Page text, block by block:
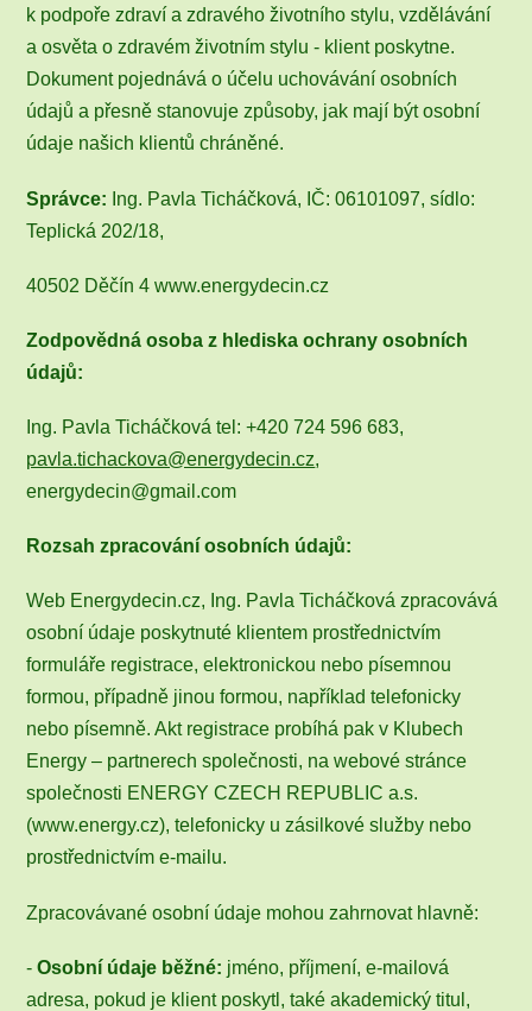
k podpoře zdraví a zdravého životního stylu, vzdělávání
a osvěta o zdravém životním stylu - klient poskytne.
Dokument pojednává o účelu uchovávání osobních
údajů a přesně stanovuje způsoby, jak mají být osobní
údaje našich klientů chráněné.
Správce: Ing. Pavla Ticháčková, IČ: 06101097, sídlo:
Teplická 202/18,
40502 Děčín 4 www.energydecin.cz
Zodpovědná osoba z hlediska ochrany osobních
údajů:
Ing. Pavla Ticháčková tel: +420 724 596 683,
pavla.tichackova@energydecin.cz,
energydecin@gmail.com
Rozsah zpracování osobních údajů:
Web Energydecin.cz, Ing. Pavla Ticháčková zpracovává
osobní údaje poskytnuté klientem prostřednictvím
formuláře registrace, elektronickou nebo písemnou
formou, případně jinou formou, například telefonicky
nebo písemně. Akt registrace probíhá pak v Klubech
Energy – partnerech společnosti, na webové stránce
společnosti ENERGY CZECH REPUBLIC a.s.
(www.energy.cz), telefonicky u zásilkové služby nebo
prostřednictvím e-mailu.
Zpracovávané osobní údaje mohou zahrnovat hlavně:
-Osobní údaje běžné: jméno, příjmení, e-mailová
adresa, pokud je klient poskytl, také akademický titul,